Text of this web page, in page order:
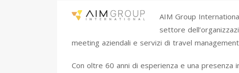
AIM Group
settore
meeting aziendali e servizi di travel
Con oltre 60 anni di esperienza e una presenza